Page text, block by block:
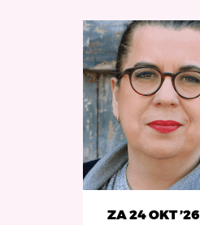
ZA 24 OKT ’26